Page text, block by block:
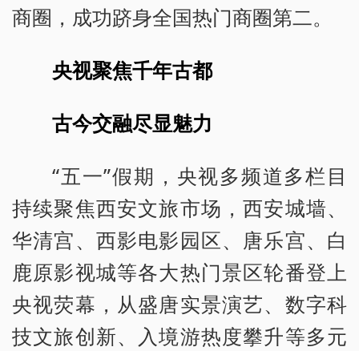
商圈，成功跻身全国热门商圈第二。
央视聚焦千年古都
古今交融尽显魅力
“五一”假期，央视多频道多栏目
持续聚焦西安文旅市场，西安城墙、
华清宫、西影电影园区、唐乐宫、白
鹿原影视城等各大热门景区轮番登上
央视荧幕，从盛唐实景演艺、数字科
技文旅创新、入境游热度攀升等多元